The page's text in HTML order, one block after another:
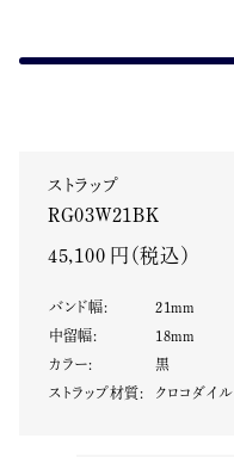
ストラップ
RG03W21BK
45,100 円（税込）
バンド幅: 21mm
中留幅: 18mm
カラー:
黒
ストラップ材質: クロコダイル